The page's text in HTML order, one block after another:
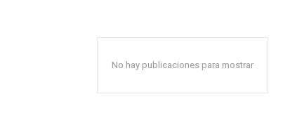
No hay publicaciones para mostrar